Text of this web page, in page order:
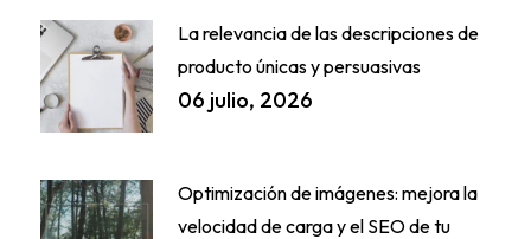
La relevancia de las descripciones de
producto únicas y persuasivas
06 julio, 2026
Optimización de imágenes: mejora la
velocidad de carga y el SEO de tu